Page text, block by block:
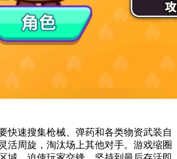
快速搜集枪械、弹药和各类物资武装自
活周旋，淘汰场上其他对手。游戏缩圈